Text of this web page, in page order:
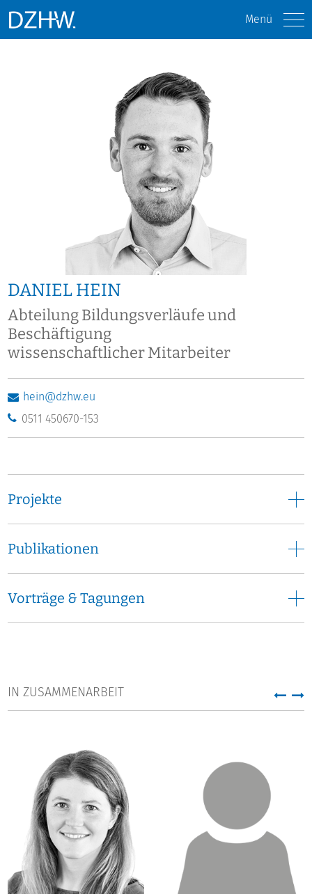
Menü
DANIEL HEIN
Abteilung Bildungsverläufe und
Beschäftigung
wissenschaftlicher Mitarbeiter
hein@dzhw.eu
0511 450670-153
Projekte
Publikationen
Vorträge & Tagungen
IN ZUSAMMENARBEIT